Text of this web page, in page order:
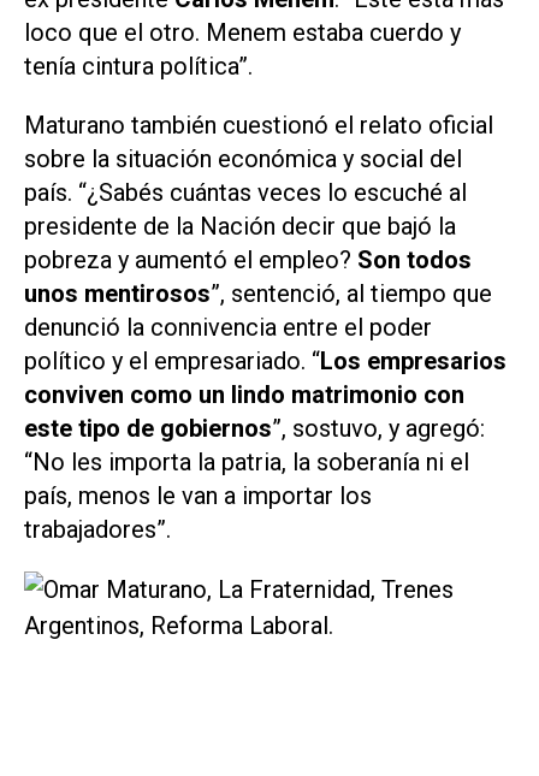
loco que el otro. Menem estaba cuerdo y
tenía cintura política”.
Maturano también cuestionó el relato oficial
sobre la situación económica y social del
país. “¿Sabés cuántas veces lo escuché al
presidente de la Nación decir que bajó la
pobreza y aumentó el empleo? Son todos
unos mentirosos”, sentenció, al tiempo que
denunció la connivencia entre el poder
político y el empresariado. “Los empresarios
conviven como un lindo matrimonio con
este tipo de gobiernos”, sostuvo, y agregó:
“No les importa la patria, la soberanía ni el
país, menos le van a importar los
trabajadores”.